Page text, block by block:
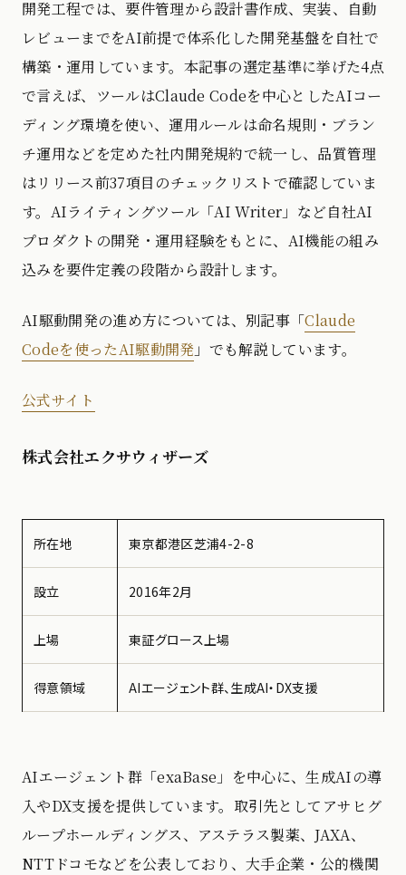
開発工程では、要件管理から設計書作成、実装、自動
レビューまでをAI前提で体系化した開発基盤を自社で
構築・運用しています。本記事の選定基準に挙げた4点
で言えば、ツールはClaude Codeを中心としたAIコー
ディング環境を使い、運用ルールは命名規則・ブラン
チ運用などを定めた社内開発規約で統一し、品質管理
はリリース前37項目のチェックリストで確認していま
す。AIライティングツール「AI Writer」など自社AI
プロダクトの開発・運用経験をもとに、AI機能の組み
込みを要件定義の段階から設計します。
AI駆動開発の進め方については、別記事「Claude
Codeを使ったAI駆動開発 」でも解説しています。
公式サイト
株式会社エクサウィザーズ
所在地 東京都港区芝浦4-2-8
設立 2016年2月
上場 東証グロース上場
得意領域 AIエージェント群、生成AI・DX支援
AIエージェント群「exaBase」を中心に、生成AIの導
入やDX支援を提供しています。取引先としてアサヒグ
ループホールディングス、アステラス製薬、JAXA、
NTTドコモなどを公表しており、大手企業・公的機関